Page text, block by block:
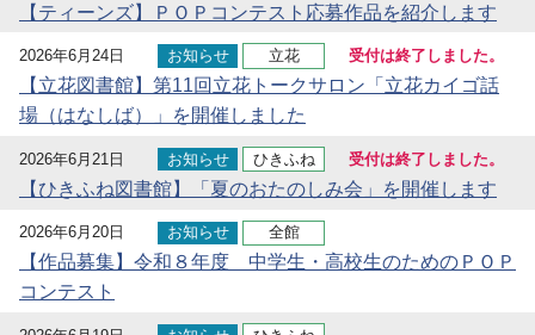
【ティーンズ】ＰＯＰコンテスト応募作品を紹介します
2026年6月24日 お知らせ 立花 受付は終了しました。
【立花図書館】第11回立花トークサロン「立花カイゴ話
場（はなしば）」を開催しました
2026年6月21日 お知らせ ひきふね 受付は終了しました。
【ひきふね図書館】「夏のおたのしみ会」を開催します
2026年6月20日 お知らせ 全館
【作品募集】令和８年度 中学生・高校生のためのＰＯＰ
コンテスト